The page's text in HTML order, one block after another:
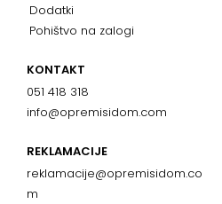
Dodatki
Pohištvo na zalogi
KONTAKT
051 418 318
info@opremisidom.com
REKLAMACIJE
reklamacije@opremisidom.co
m